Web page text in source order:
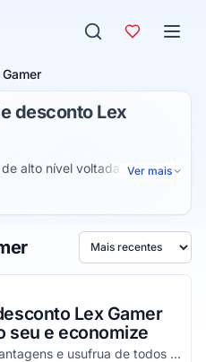
desconto Lex
alto nível voltada para o
de qualidade capazes
consumidores, algo que
presente em todos os
loja virtual.
Ver mais
a 5 estrelas
Ordenar por
Lex Gamer
seu e economize
Aproveite com as melhores vantagens e usufrua de todos os seus descontos! Não precisa de código!